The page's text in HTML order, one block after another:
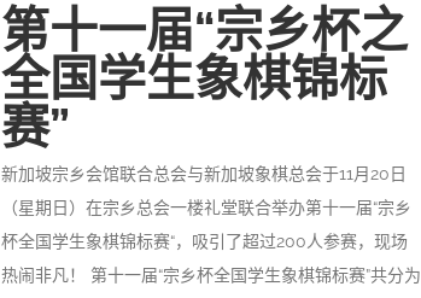
第十一届“宗乡杯之
全国学生象棋锦标
赛”
新加坡宗乡会馆联合总会与新加坡象棋总会于11月20日
（星期日）在宗乡总会一楼礼堂联合举办第十一届“宗乡
杯全国学生象棋锦标赛“，吸引了超过200人参赛，现场
热闹非凡！ 第十一届“宗乡杯全国学生象棋锦标赛”共分为